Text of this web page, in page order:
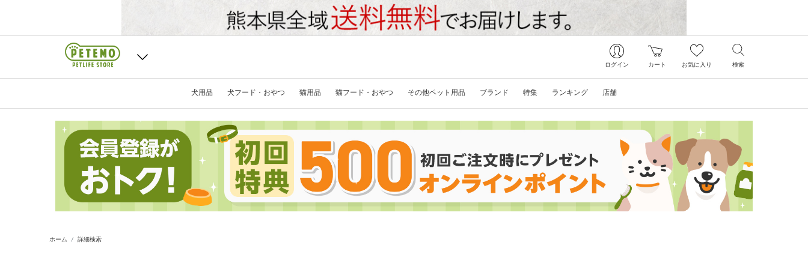
ログイン カート お気に入り 検索
犬用品 犬フード・おやつ 猫用品 猫フード・おやつ その他ペット用品 ブランド 特集 ランキング 店舗
ホーム 詳細検索